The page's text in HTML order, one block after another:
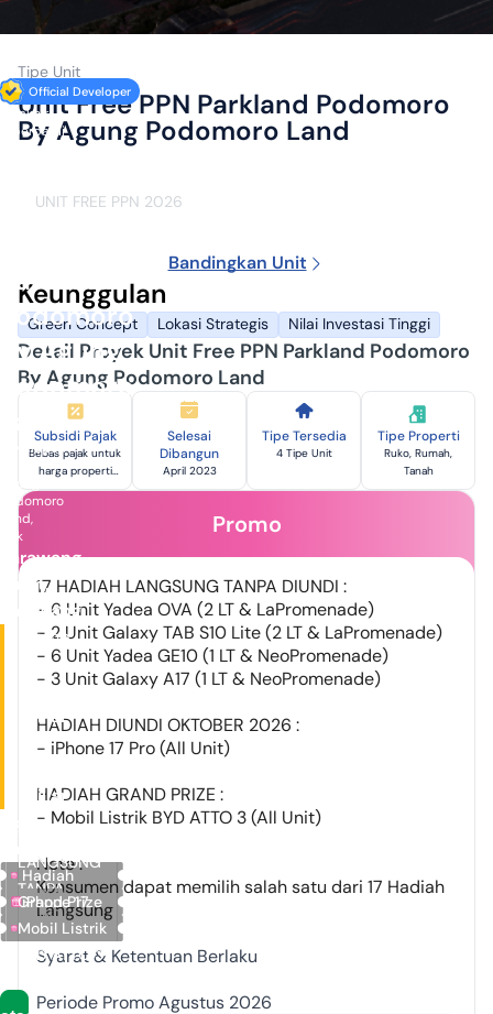
Official Developer
Terakhir
diperbarui
Unit Free
Parkland
Podomoro
By Agung
Podomoro
Land
Developer:
Agung
Podomoro
Land,
Tbk
Karawang
Barat,
Karawang
Harga
Rp
Miliar
Miliar
Promo
Terbatas
LANGSUNG
TANPA
DIUNDI
Hadiah
iPhone 17
Pro
Grand Prize
Mobil Listrik
BYD ATTO 3
Tipe Unit
Unit Free PPN Parkland Podomoro
By Agung Podomoro Land
UNIT FREE PPN 2026
Bandingkan Unit
Keunggulan
Green Concept Lokasi Strategis Nilai Investasi Tinggi
Detail Proyek Unit Free PPN Parkland Podomoro
By Agung Podomoro Land
Subsidi Pajak
Bebas pajak untuk
harga properti
hingga 5M*
Selesai
Dibangun
April 2023
Tipe Tersedia
4 Tipe Unit
Tipe Properti
Ruko, Rumah,
Tanah
Promo
17 HADIAH LANGSUNG TANPA DIUNDI :
- 6 Unit Yadea OVA (2 LT & LaPromenade)
- ⁠2 Unit Galaxy TAB S10 Lite (2 LT & LaPromenade)
- ⁠6 Unit Yadea GE10 (1 LT & NeoPromenade)
- ⁠3 Unit Galaxy A17 (1 LT & NeoPromenade)
HADIAH DIUNDI OKTOBER 2026 :
- iPhone 17 Pro (All Unit)
HADIAH GRAND PRIZE :
- Mobil Listrik BYD ATTO 3 (All Unit)
Note :
Konsumen dapat memilih salah satu dari 17 Hadiah
Langsung
Syarat & Ketentuan Berlaku
Periode Promo Agustus 2026